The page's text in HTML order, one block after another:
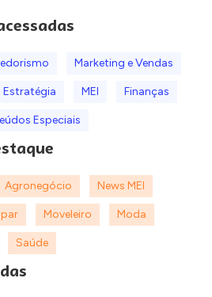
Marketing e Vendas
Estratégia MEI Finanças
Especiais
Agronegócio News MEI
Moveleiro Moda
Saúde